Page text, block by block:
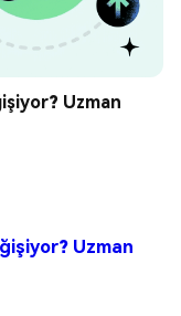
Uzman
Uzman